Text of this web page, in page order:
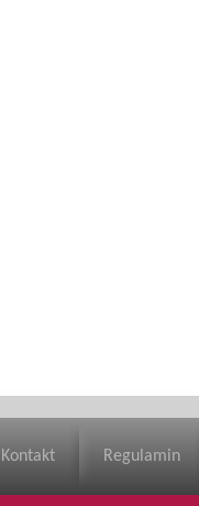
Kontakt Regulamin